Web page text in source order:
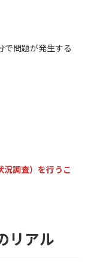
で問題が発生する
況調査）を行うこ
リアル